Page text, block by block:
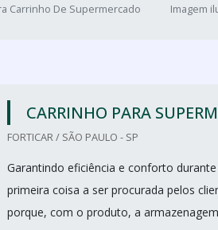
Carrinho De Supermercado Imagem
CARRINHO PARA
FORTICAR / SÃO PAULO - SP
Garantindo eficiência e conforto
primeira coisa a ser procurada pelos
porque, com o produto, a